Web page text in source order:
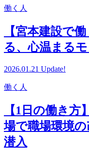
働く人
【宮本建設で
る、心温まる
2026.01.21 Update!
働く人
【1日の働き
場で職場環境
潜入